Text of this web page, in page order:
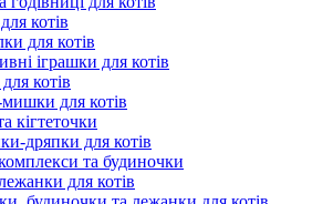
котів
для котів
іграшки для котів
котів
для котів
кігтеточки
дряпки для котів
та будиночки
для котів